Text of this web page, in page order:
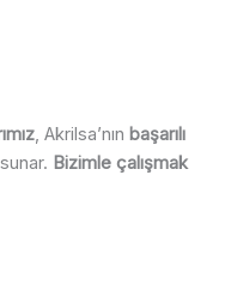
, Akrilsa’nın başarılı
Bizimle çalışmak